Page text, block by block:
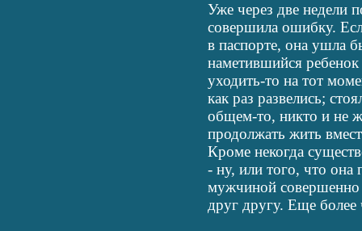
Уже через две недели
совершила ошибку.
в паспорте, она ушла
наметившийся
уходить-то на тот
как раз развелись;
общем-то, никто и не
продолжать жить
Кроме некогда
- ну, или того, что она
мужчиной
друг другу. Еще